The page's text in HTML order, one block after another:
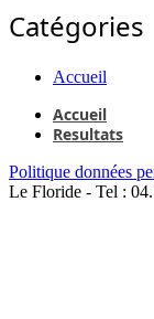
Catégories
Accueil
Accueil
Resultats
Politique données
Le Floride - Tel :